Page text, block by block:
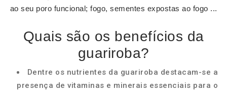
ao seu poro funcional; fogo, sementes expostas ao fogo ...
Quais são os benefícios da
guariroba?
Dentre os nutrientes da guariroba destacam-se a
presença de vitaminas e minerais essenciais para o